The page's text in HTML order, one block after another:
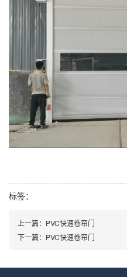
标签：
上一篇：PVC快速卷帘门
下一篇：PVC快速卷帘门